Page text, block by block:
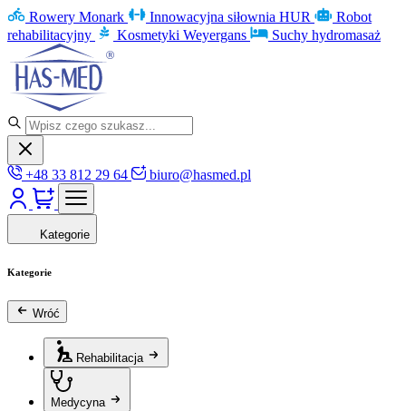
Rowery Monark Innowacyjna siłownia HUR
Robot
rehabilitacyjny
Kosmetyki Weyergans Suchy hydromasaż
+48 33 812 29 64 biuro@hasmed.pl
Kategorie
Kategorie
Wróć
Rehabilitacja
Medycyna